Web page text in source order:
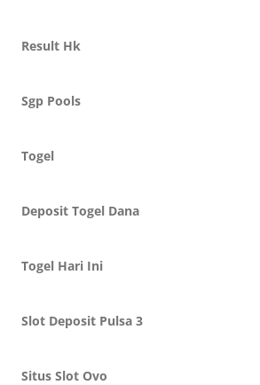
Result Hk
Sgp Pools
Togel
Deposit Togel Dana
Togel Hari Ini
Slot Deposit Pulsa 3
Situs Slot Ovo